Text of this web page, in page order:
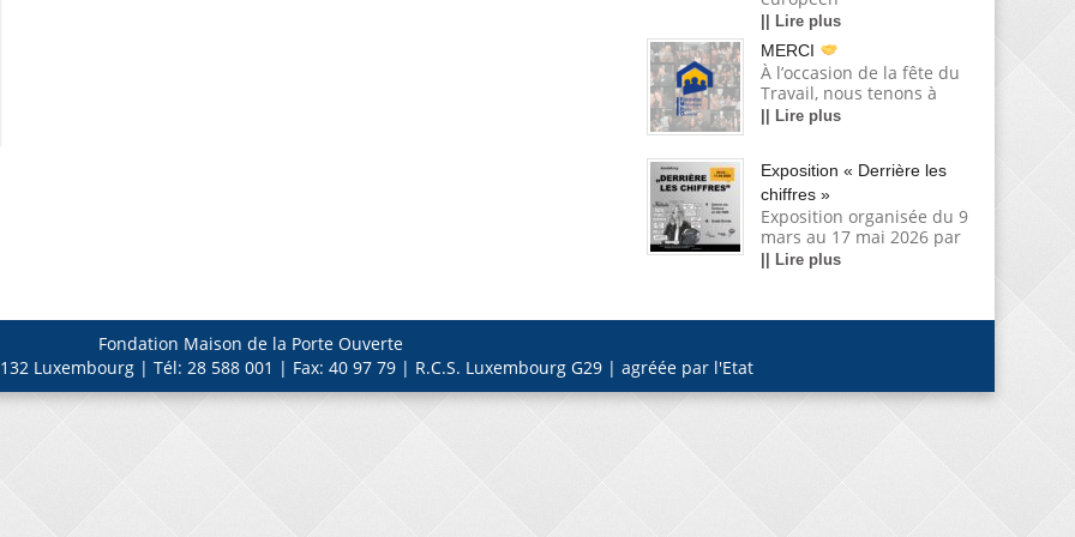
|| Lire plus
MERCI
À l’occasion de la fête du
Travail, nous tenons à
|| Lire plus
Exposition « Derrière les
chiffres »
Exposition organisée du 9
mars au 17 mai 2026 par
|| Lire plus
Fondation Maison de la Porte Ouverte
Luxembourg | Tél: 28 588 001 | Fax: 40 97 79 | R.C.S. Luxembourg G29 | agréée par l'Etat